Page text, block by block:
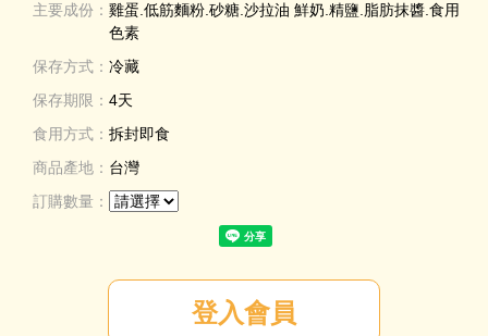
主要成份： 雞蛋.低筋麵粉.砂糖.沙拉油 鮮奶.精鹽.脂肪抹醬.食用
色素
保存方式： 冷藏
保存期限： 4天
食用方式： 拆封即食
商品產地： 台灣
訂購數量：